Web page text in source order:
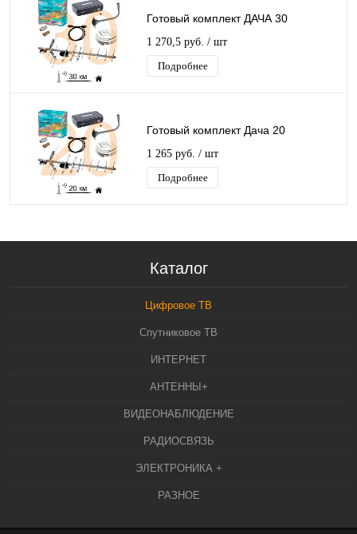
Готовый комплект ДАЧА 30
1 270,5 руб. / шт
Подробнее
Готовый комплект Дача 20
1 265 руб. / шт
Подробнее
Каталог
Цифровое ТВ
Спутниковое ТВ
ИНТЕРНЕТ
АНТЕННЫ+
ВИДЕОНАБЛЮДЕНИЕ
РАДИОСВЯЗЬ
ЭЛЕКТРОНИКА +
РАЗНОЕ